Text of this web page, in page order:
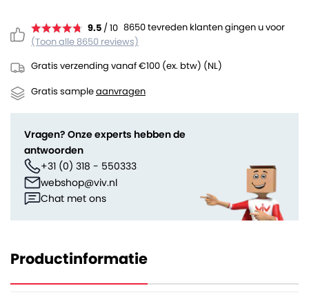
9.5 / 10 8650 tevreden klanten gingen u voor
(Toon alle 8650 reviews)
Gratis verzending vanaf €100 (ex. btw) (NL)
Gratis sampleaanvragen
Vragen? Onze experts hebben de
antwoorden
+31 (0) 318 - 550333
webshop@viv.nl
Chat met ons
Productinformatie